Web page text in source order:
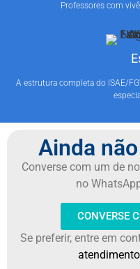
Professores com
A estrutura completa do ISAE/
Ainda
Converse com um de
no
CONVERSE
Se preferir, entre em